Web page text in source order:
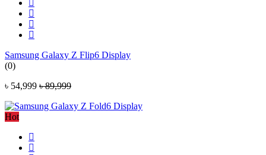
Samsung Galaxy Z Flip6 Display
(0)
৳ 54,999 ৳ 89,999
Hot